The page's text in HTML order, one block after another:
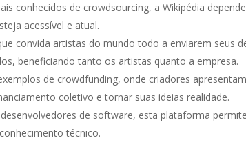
conhecidos de crowdsourcing, a Wikipédia
acessível e atual.
convida artistas do mundo todo a enviarem seus
beneficiando tanto os artistas quanto a empresa.
de crowdfunding, onde criadores
coletivo e tornar suas ideias realidade.
desenvolvedores de software, esta plataforma
técnico.